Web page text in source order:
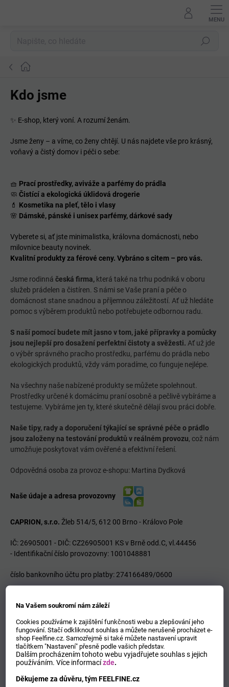
Na Vašem soukromí nám záleží
Cookies používáme k zajištění funkčnosti webu a zlepšování jeho
fungování. Stačí odkliknout souhlas a můžete nerušeně procházet e-
shop Feelfine.cz. Samozřejmě si také můžete nastavení upravit
tlačítkem "Nastavení" přesně podle vašich představ.
Dalším procházením tohoto webu vyjadřujete souhlas s jejich
používáním.Více informacízde.
Děkujeme za důvěru, tým FEELFINE.cz
Hledat
Domů
Kdo jsme
✨ E-shop, který voní. A rozumí ženám.
Jsme ženy – a víme, co ženy chtějí. U nás najdete vše pro krásný,
voňavý a čistý domov i péči o sebe:
🧺 Prací prostředky, aviváže a parfémy do prádla
🧼 Čistící a ekologická úklidová drogerie
💄 Kosmetika na pleť, tělo i vlasy
🌸 Dámské, pánské i unisex parfémy,dárkové sady
Vyberete si, ať jste minimalistka, královna domácnosti, nebo
milovnice beauty novinek.
Kvalitní produkty za férové ceny. Vybráno s citem – pro vás.
Jsme rodinná česká firma, která také na trhu podniká v oboru
služeb prádelen a čistíren. S námi se Vaše praní a péče o
domácnost stane snadnou a příjemnou záležitostí. Ať už hledáte
pomoc s výběrem produktů nebo potřebujete odbornou radu.
S naší pomocí budete mít jasno v tom, jaké přípravky a pomůcky
jsou nejlepší pro dosažení perfektní čistoty a svěžesti. Ať už jde
o výběr správného pracího prostředku, parfému do prádla nebo
ekologických produktů, vždy vám poradíme, co funguje nejlépe.
Na všechny naše nabízené produkty se můžete spolehnout.
Prostředky určené k domácímu praní osobně a pečlivě vybíráme a
testujeme. Vybíráme jen ty, které skutečně dělají svou práci dobře.
Naše tipy, rady a doporučení týkající se správné péče o prádlo
jsou založeny na testování produktů v reálném provozu, což nám
umožňuje poskytovat vám ověřené a efektivní řešení.
Odpovědná osoba za provoz e-shopu: Martina Dydková
Naše údaje a adresa provozovny
CAPRION, s.r.o. Žleb 514/5, 612 00 Brno - Královo Pole
IČ: 26905001 - DIČ: CZ26905001 KS v Brně odd.C, vl.44456
- Identifikační číslo provozovny: 1001048881
číslo bankovního účtu pro platby: 274166489/0600
Diskuze (0)
Buďte první, kdo napíše příspěvek k této položce.
Pouze registrovaní uživatelé mohou vkládat příspěvky. Prosím
přihlaste senebo seregistrujte.